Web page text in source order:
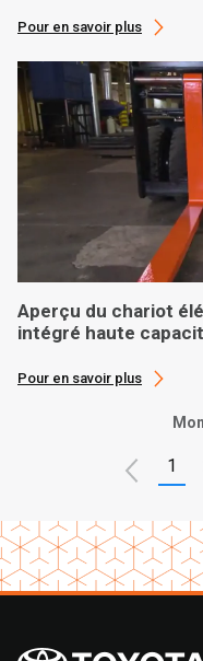
Pour en savoir plus
Aperçu du chariot
intégré haute
Pour en savoir plus
1